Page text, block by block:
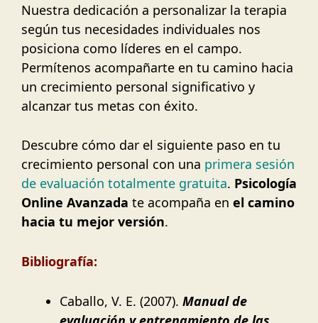
Nuestra dedicación a personalizar la terapia
según tus necesidades individuales nos
posiciona como líderes en el campo.
Permítenos acompañarte en tu camino hacia
un crecimiento personal significativo y
alcanzar tus metas con éxito.
Descubre cómo dar el siguiente paso en tu
crecimiento personal con una primera sesión
de evaluación totalmente gratuita. Psicología
Online Avanzada te acompaña en el camino
hacia tu mejor versión.
Bibliografía:
Caballo, V. E. (2007). Manual de